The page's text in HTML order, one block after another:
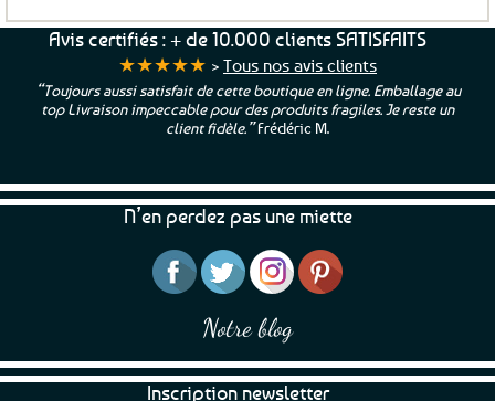
Avis certifiés : + de 10.000 clients SATISFAITS
★★★★★ > Tous nos avis clients
“Toujours aussi satisfait de cette boutique en ligne. Emballage au
top Livraison impeccable pour des produits fragiles. Je reste un
client fidèle.”Frédéric M.
N’en perdez pas une miette
Notre blog
Inscription newsletter